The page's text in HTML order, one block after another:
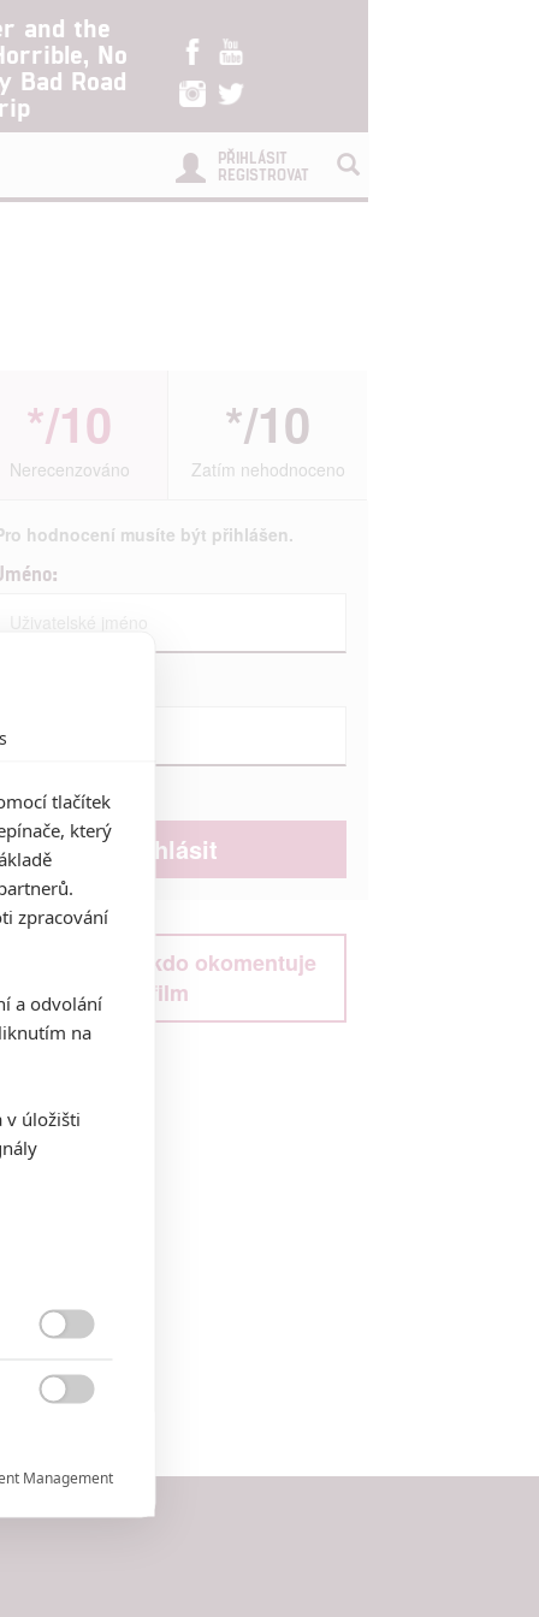
and the
No
Bad Road
PŘIHLÁSIT
REGISTROVAT
*/10
Nerecenzováno
*/10
Zatím nehodnoceno
hodnocení musíte být přihlášen.
Zůstat přihlášen
Buďte první kdo okomentuje
film
tlačítek
který
zpracování
a odvolání
na
v úložišti

Management